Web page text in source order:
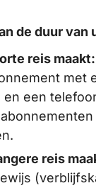
de duur van
reis maakt:
met
en een
reis